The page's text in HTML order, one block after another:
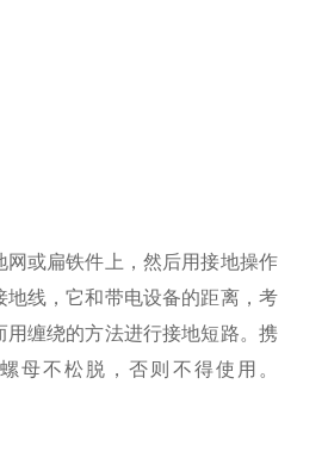
或扁铁件上，然后用接地操作
线，它和带电设备的距离，考
缠绕的方法进行接地短路。携
母不松脱，否则不得使用。